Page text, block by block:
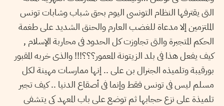
التى يقترفها النظام التونسى اليوم بحق شباب وشابات تونس
الملتزمين إلا مدعاة للغضب العارم والحنق الشديد على طغمة
الحكم المتجبرة والتى تجاوزت كل الحدود فى محاربة الإسلام ,
كيف يفعل هذا فى بلد الزيتونة المعمور؟؟؟!!! والذى خربه المقبور
بورقيبة وتلميذه الجنرال بن على .. إنها ممارسات مهينة لكل
مسلم ليس فى تونس فقط وإنما فى أصقاع الدنيا .. كيف تجبر
تلميذة على نزع حجابها ثم توضع على باب المعهد كى يتشفى